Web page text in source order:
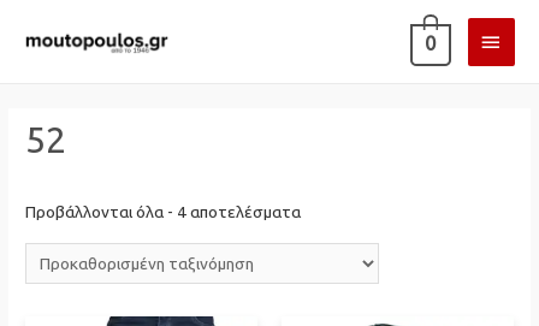
0
52
Προβάλλονται όλα - 4 αποτελέσματα